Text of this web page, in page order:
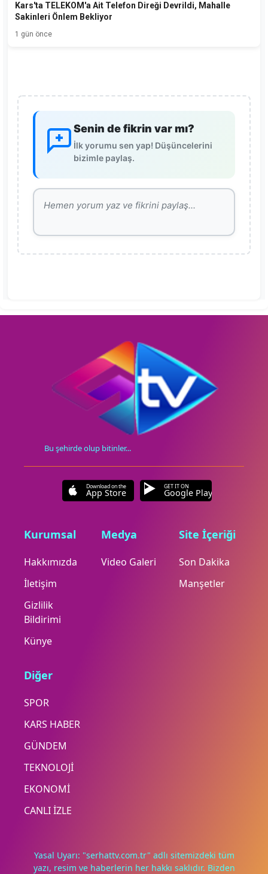
Kars'ta TELEKOM'a Ait Telefon Direği Devrildi, Mahalle
Sakinleri Önlem Bekliyor
1 gün önce
Senin de fikrin var mı?
İlk yorumu sen yap! Düşüncelerini
bizimle paylaş.
Bu şehirde olup bitinler...
Download on the
App Store
GET IT ON
Google Play
Kurumsal
Hakkımızda
İletişim
Gizlilik
Bildirimi
Künye
Medya
Video Galeri
Site İçeriği
Son Dakika
Manşetler
Diğer
SPOR
KARS HABER
GÜNDEM
TEKNOLOJİ
EKONOMİ
CANLI İZLE
Yasal Uyarı: "serhattv.com.tr" adlı sitemizdeki tüm
yazı, resim ve haberlerin her hakkı saklıdır. Bizden